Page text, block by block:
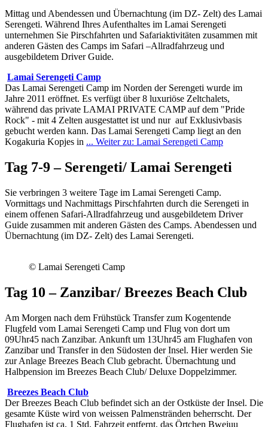
Mittag und Abendessen und Übernachtung (im DZ- Zelt) des Lamai
Serengeti. Während Ihres Aufenthaltes im Lamai Serengeti
unternehmen Sie Pirschfahrten und Safariaktivitäten zusammen mit
anderen Gästen des Camps im Safari –Allradfahrzeug und
ausgebildetem Driver Guide.
Lamai Serengeti Camp
Das Lamai Serengeti Camp im Norden der Serengeti wurde im
Jahre 2011 eröffnet. Es verfügt über 8 luxuriöse Zeltchalets,
während das private LAMAI PRIVATE CAMP auf dem "Pride
Rock" - mit 4 Zelten ausgestattet ist und nur auf Exklusivbasis
gebucht werden kann. Das Lamai Serengeti Camp liegt an den
Kogakuria Kopjes in ... Weiter zu: Lamai Serengeti Camp
Tag 7-9 – Serengeti/ Lamai Serengeti
Sie verbringen 3 weitere Tage im Lamai Serengeti Camp.
Vormittags und Nachmittags Pirschfahrten durch die Serengeti in
einem offenen Safari-Allradfahrzeug und ausgebildetem Driver
Guide zusammen mit anderen Gästen des Camps. Abendessen und
Übernachtung (im DZ- Zelt) des Lamai Serengeti.
© Lamai Serengeti Camp
Tag 10 – Zanzibar/ Breezes Beach Club
Am Morgen nach dem Frühstück Transfer zum Kogentende
Flugfeld vom Lamai Serengeti Camp und Flug von dort um
09Uhr45 nach Zanzibar. Ankunft um 13Uhr45 am Flughafen von
Zanzibar und Transfer in den Südosten der Insel. Hier werden Sie
zur Anlage Breezes Beach Club gebracht. Übernachtung und
Halbpension im Breezes Beach Club/ Deluxe Doppelzimmer.
Breezes Beach Club
Der Breezes Beach Club befindet sich an der Ostküste der Insel. Die
gesamte Küste wird von weissen Palmenstränden beherrscht. Der
Flughafen ist ca. 1 Std. Fahrzeit entfernt, das Örtchen Bwejuu